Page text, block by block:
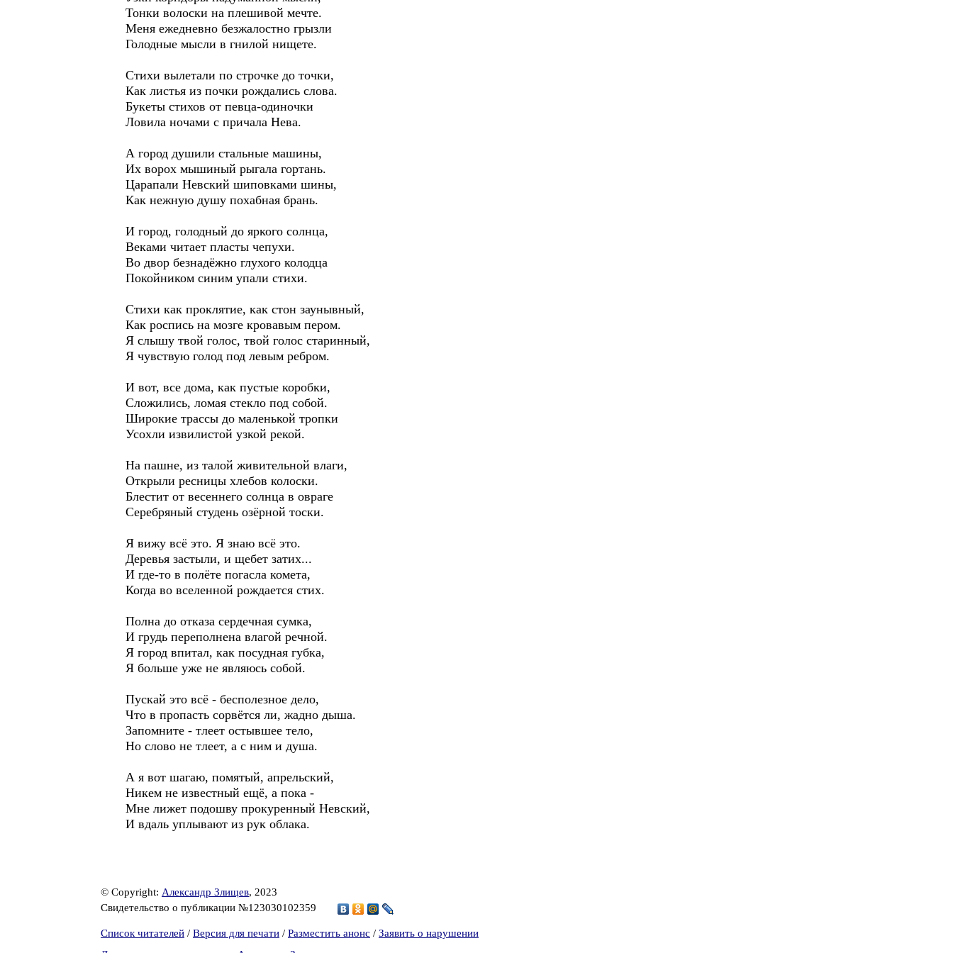
Тонки волоски на плешивой мечте.
Меня ежедневно безжалостно грызли
Голодные мысли в гнилой нищете.
Стихи вылетали по строчке до точки,
Как листья из почки рождались слова.
Букеты стихов от певца-одиночки
Ловила ночами с причала Нева.
А город душили стальные машины,
Их ворох мышиный рыгала гортань.
Царапали Невский шиповками шины,
Как нежную душу похабная брань.
И город, голодный до яркого солнца,
Веками читает пласты чепухи.
Во двор безнадёжно глухого колодца
Покойником синим упали стихи.
Стихи как проклятие, как стон заунывный,
Как роспись на мозге кровавым пером.
Я слышу твой голос, твой голос старинный,
Я чувствую голод под левым ребром.
И вот, все дома, как пустые коробки,
Сложились, ломая стекло под собой.
Широкие трассы до маленькой тропки
Усохли извилистой узкой рекой.
На пашне, из талой живительной влаги,
Открыли ресницы хлебов колоски.
Блестит от весеннего солнца в овраге
Серебряный студень озёрной тоски.
Я вижу всё это. Я знаю всё это.
Деревья застыли, и щебет затих...
И где-то в полёте погасла комета,
Когда во вселенной рождается стих.
Полна до отказа сердечная сумка,
И грудь переполнена влагой речной.
Я город впитал, как посудная губка,
Я больше уже не являюсь собой.
Пускай это всё - бесполезное дело,
Что в пропасть сорвётся ли, жадно дыша.
Запомните - тлеет остывшее тело,
Но слово не тлеет, а с ним и душа.
А я вот шагаю, помятый, апрельский,
Никем не известный ещё, а пока -
Мне лижет подошву прокуренный Невский,
И вдаль уплывают из рук облака.
© Copyright: Александр Злищев, 2023
Свидетельство о публикации №123030102359
Список читателей / Версия для печати / Разместить анонс / Заявить о нарушении